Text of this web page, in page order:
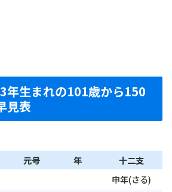
年生まれの101歳から150
見表
元号 年 十二支
申年(さる)